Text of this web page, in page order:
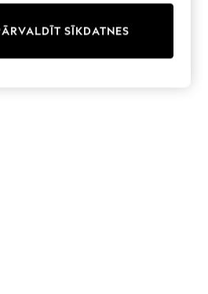
SĪKDATNES